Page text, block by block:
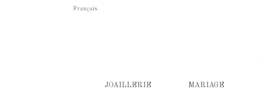
Français
JOAILLERIE MARIAGE